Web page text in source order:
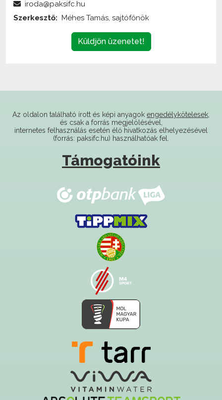
Küldjön üzenetet!
internetes felhasználás esetén élő hivatkozás elhelyezésével
(forrás: paksifc.hu) használhatóak fel.
Támogatóink